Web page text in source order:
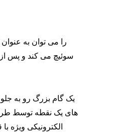
سوئیچ می کند و پس از
های یک نقطه توسط